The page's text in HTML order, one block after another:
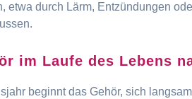
etwa durch Lärm, Entzündungen
im Laufe des Lebens
beginnt das Gehör, sich